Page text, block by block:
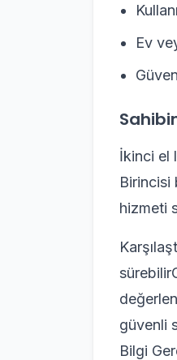
Ev
İkinci el
Birincisi
hizmeti
güvenli
Bilgi